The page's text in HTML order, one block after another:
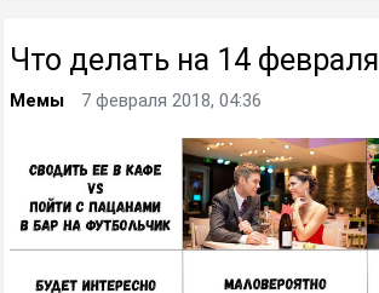
Что делать на 14 февраля
Мемы 7 февраля 2018, 04:36